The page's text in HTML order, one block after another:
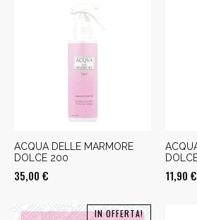
ACQUA DELLE MARMORE
DOLCE 200
35,00 € 11,90 €
IN OFFERTA!